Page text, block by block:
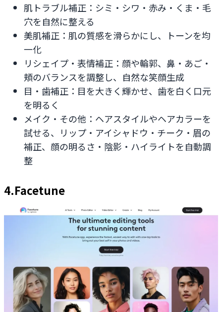
肌トラブル補正：シミ・シワ・赤み・くま・毛
穴を自然に整える
美肌補正：肌の質感を滑らかにし、トーンを均
一化
リシェイプ・表情補正：顔や輪郭、鼻・あご・
頬のバランスを調整し、自然な笑顔生成
目・歯補正：目を大きく輝かせ、歯を白く口元
を明るく
メイク・その他：ヘアスタイルやヘアカラーを
試せる、リップ・アイシャドウ・チーク・眉の
補正、顔の明るさ・陰影・ハイライトを自動調
整
4.Facetune